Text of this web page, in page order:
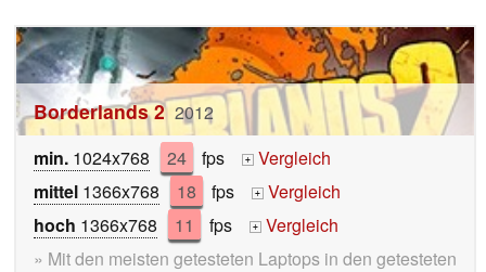
Borderlands 2 2012
min. 1024x768 24 fps +
Vergleich
mittel 1366x768 18 fps +
Vergleich
hoch 1366x768 11 fps +
Vergleich
» Mit den meisten getesteten Laptops in den getesteten